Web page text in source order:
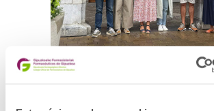
EL AYUNTAMIENTO
ELGOIBAR FIRMA UN